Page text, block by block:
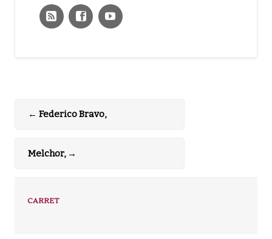
← Federico Bravo,
Melchor, →
CARRET